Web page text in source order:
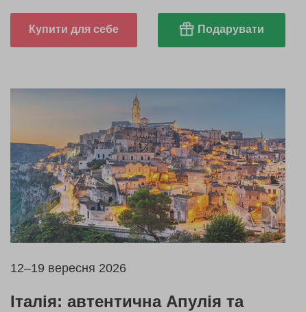
Купити для себе Подарувати
12–19 вересня 2026
Італія: автентична Апулія та